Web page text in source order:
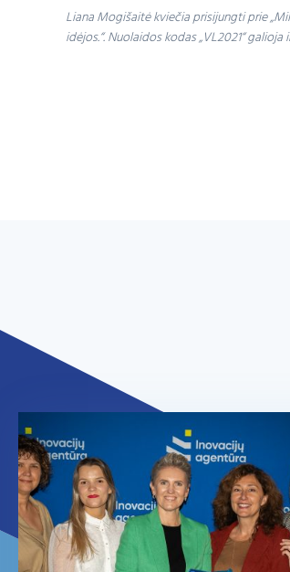
Liana Mogišaitė kviečia prisijungti prie
idėjos.“. Nuolaidos kodas „VL2021“ galioja